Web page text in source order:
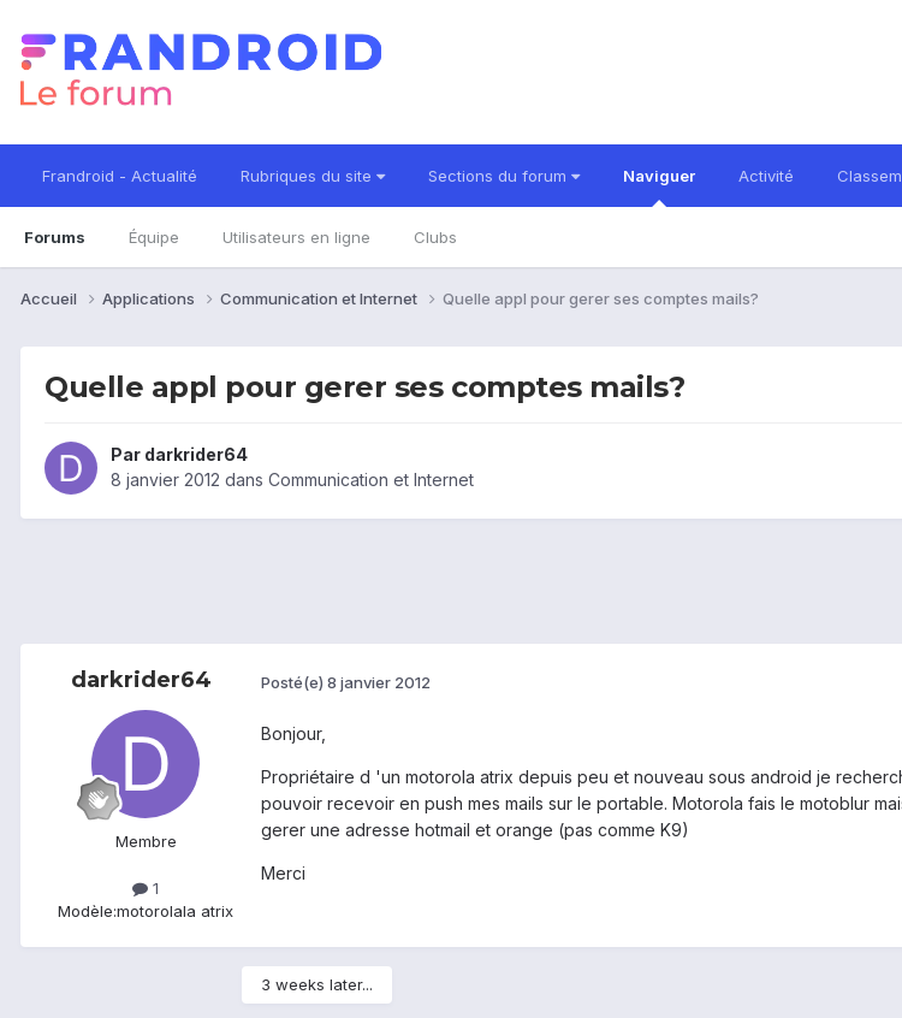
Frandroid - Actualité Rubriques du site Sections du forum Naviguer
Forums Équipe Utilisateurs en ligne Clubs
Activité
Accueil Applications Communication et Internet Quelle appl pour gerer ses comptes mails?
Quelle appl pour gerer ses comptes mails?
Par darkrider64
8 janvier 2012 dans Communication et Internet
darkrider64
Membre
1
Modèle:motorolala atrix
Posté(e) 8 janvier 2012
Bonjour,
Propriétaire d 'un motorola atrix depuis peu et nouveau sous android je
pouvoir recevoir en push mes mails sur le portable. Motorola fais le motoblur
gerer une adresse hotmail et orange (pas comme K9)
Merci
3 weeks later...